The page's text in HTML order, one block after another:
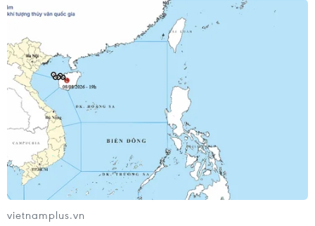
tượng cực đoan.
vietnamplus.vn